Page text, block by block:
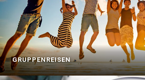
GRUPPENREISEN